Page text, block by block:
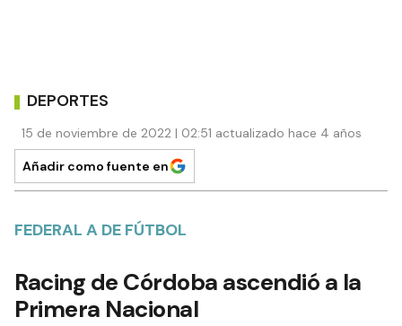
DEPORTES
15 de noviembre de 2022 | 02:51 actualizado hace 4 años
Añadir como fuente en
FEDERAL A DE FÚTBOL
Racing de Córdoba ascendió a la
Primera Nacional